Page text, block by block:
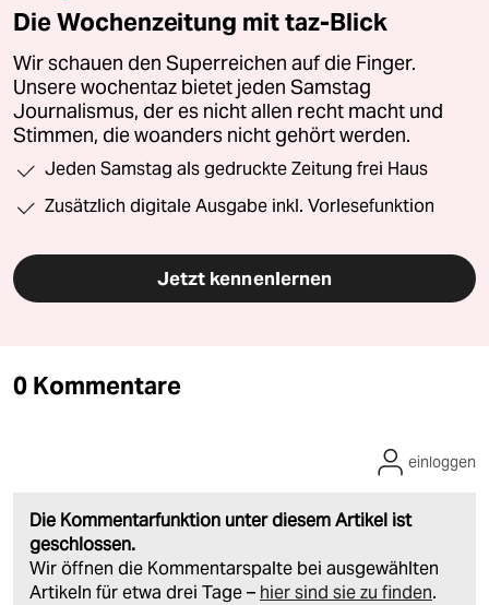
Die Wochenzeitung mit taz-Blick
Wir schauen den Superreichen auf die Finger.
Unsere wochentaz bietet jeden Samstag
Journalismus, der es nicht allen recht macht und
Stimmen, die woanders nicht gehört werden.
Jeden Samstag als gedruckte Zeitung frei Haus
Zusätzlich digitale Ausgabe inkl. Vorlesefunktion
Jetzt kennenlernen
0 Kommentare
Die Kommentarfunktion unter diesem Artikel ist
geschlossen.
Wir öffnen die Kommentarspalte bei ausgewählten
Artikeln für etwa drei Tage – hier sind sie zu finden.
einloggen